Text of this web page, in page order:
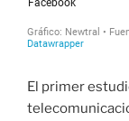
El primer